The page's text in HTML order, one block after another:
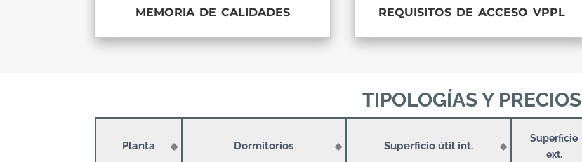
memoria de calidades requisitos de acceso vppl
TIPOLOGÍAS Y PRECIOS
Planta Dormitorios Superficio útil int.
Superficie
ext.